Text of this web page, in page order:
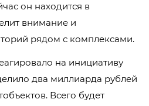
он находится в
внимание и
рядом с комплексами.
на инициативу
два миллиарда рублей
Всего будет